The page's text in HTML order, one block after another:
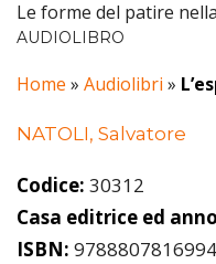
Le forme del patire
AUDIOLIBRO
Home » Audiolibri »
NATOLI, Salvatore
Codice: 30312
Casa editrice ed
ISBN: 9788807816994